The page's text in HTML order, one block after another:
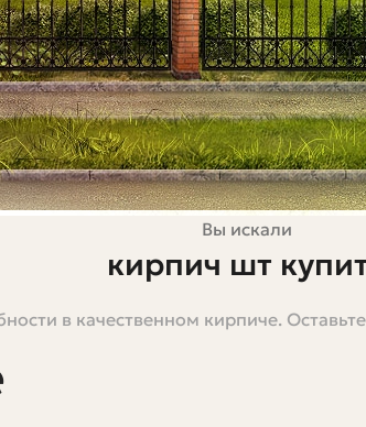
Вы искали
кирпич шт
конкретная задача: ремонт откосов,
бывают кирпичи, как выбрать
в качественном кирпиче.